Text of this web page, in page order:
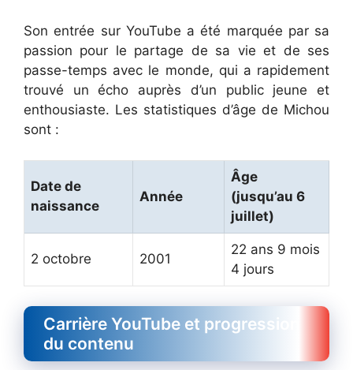
Son entrée sur YouTube a été marquée par sa
passion pour le partage de sa vie et de ses
passe-temps avec le monde, qui a rapidement
trouvé un écho auprès d’un public jeune et
enthousiaste. Les statistiques d’âge de Michou
sont :
Date de
naissance
Année
Âge
(jusqu’au 6
juillet)
2 octobre 2001
22 ans 9 mois
4 jours
Carrière YouTube et progression
du contenu